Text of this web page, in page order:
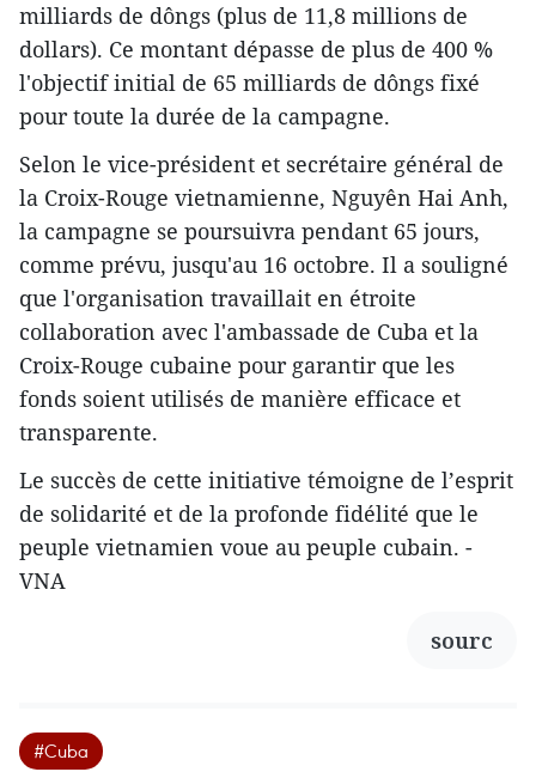
milliards de dôngs (plus de 11,8 millions de
dollars). Ce montant dépasse de plus de 400 %
l'objectif initial de 65 milliards de dôngs fixé
pour toute la durée de la campagne.
Selon le vice-président et secrétaire général de
la Croix-Rouge vietnamienne, Nguyên Hai Anh,
la campagne se poursuivra pendant 65 jours,
comme prévu, jusqu'au 16 octobre. Il a souligné
que l'organisation travaillait en étroite
collaboration avec l'ambassade de Cuba et la
Croix-Rouge cubaine pour garantir que les
fonds soient utilisés de manière efficace et
transparente.
Le succès de cette initiative témoigne de l’esprit
de solidarité et de la profonde fidélité que le
peuple vietnamien voue au peuple cubain. -
VNA
sourc
#Cuba